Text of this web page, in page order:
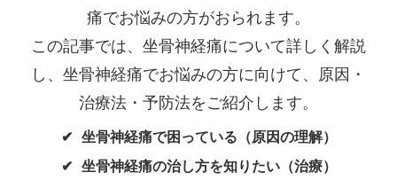
痛でお悩みの方がおられます。
この記事では、坐骨神経痛について詳しく解説
し、坐骨神経痛でお悩みの方に向けて、原因・
治療法・予防法をご紹介します。
坐骨神経痛で困っている（原因の理解）
坐骨神経痛の治し方を知りたい（治療）